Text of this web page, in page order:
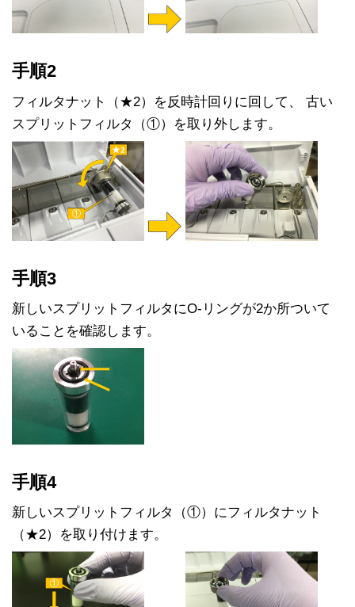
手順2
フィルタナット（★2）を反時計回りに回して、 古い
スプリットフィルタ（①）を取り外します。
手順3
新しいスプリットフィルタにO-リングが2か所ついて
いることを確認します。
手順4
新しいスプリットフィルタ（①）にフィルタナット
（★2）を取り付けます。